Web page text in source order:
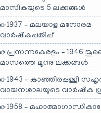
മാസികയുടെ 5 ലക്കങ്ങൾ
1937 – മലയാള മനോരമ
വാർഷികപ്പതിപ്പ്
പ്രസന്നകേരളം – 1946
മാസത്തെ മൂന്നു ലക്കങ്ങൾ
1943 – കാഞ്ഞിരപ്പള്ളി
വായനശാലയുടെ വാർഷിക
1958 –